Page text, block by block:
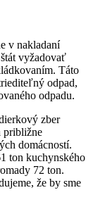
v nakladaní
vyžadovať
Táto
odpad,
odpadu.
zber
približne
domácností.
ton kuchynského
72 ton.
že by sme